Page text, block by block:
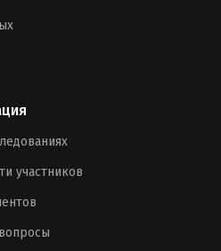
участников